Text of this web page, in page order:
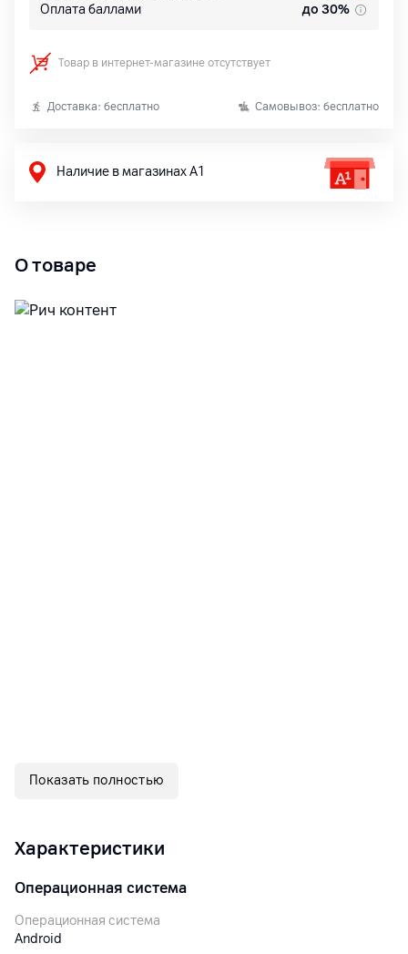
Оплата баллами
до 30%
Товар в интернет-магазине отсутствует
Доставка: бесплатно Самовывоз: бесплатно
Наличие в магазинах А1
О товаре
Показать полностью
Характеристики
Операционная система
Операционная система
Android